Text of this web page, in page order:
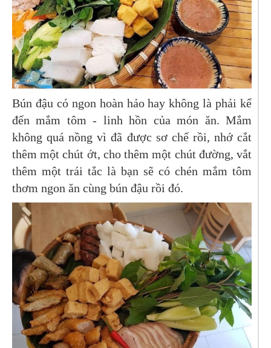
Bún đậu có ngon hoàn hảo hay không là phải kể
đến mắm tôm - linh hồn của món ăn. Mắm
không quá nồng vì đã được sơ chế rồi, nhớ cắt
thêm một chút ớt, cho thêm một chút đường, vắt
thêm một trái tắc là bạn sẽ có chén mắm tôm
thơm ngon ăn cùng bún đậu rồi đó.